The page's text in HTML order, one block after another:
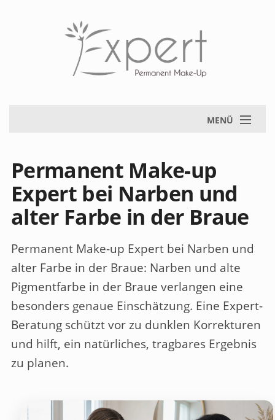
MENÜ
Permanent Make-up
Expert bei Narben und
alter Farbe in der Braue
Permanent Make-up Expert bei Narben und
alter Farbe in der Braue: Narben und alte
Pigmentfarbe in der Braue verlangen eine
besonders genaue Einschätzung. Eine Expert-
Beratung schützt vor zu dunklen Korrekturen
und hilft, ein natürliches, tragbares Ergebnis
zu planen.